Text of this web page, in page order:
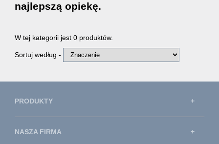
najlepszą opiekę.
W tej kategorii jest 0 produktów.
Sortuj według -
PRODUKTY
NASZA FIRMA